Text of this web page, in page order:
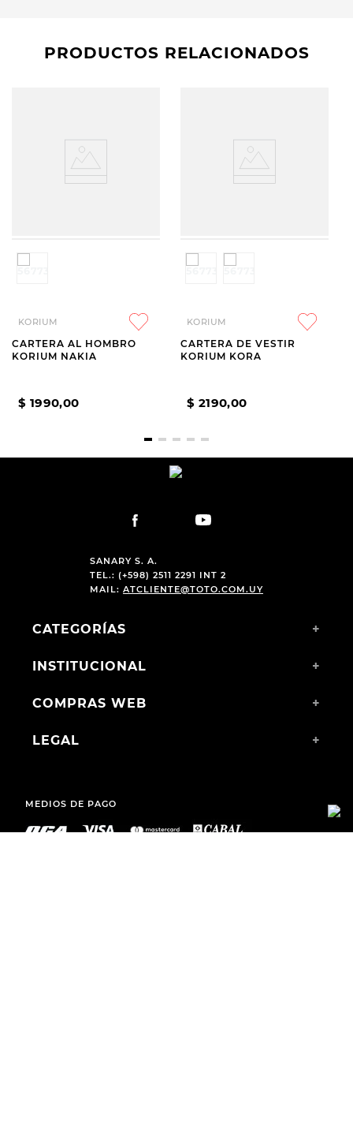
PRODUCTOS RELACIONADOS
KORIUM
CARTERA AL HOMBRO
KORIUM NAKIA
$ 1990,00
KORIUM
CARTERA DE VESTIR
KORIUM KORA
$ 2190,00
SANARY S. A.
TEL.: (+598) 2511 2291 INT 2
MAIL: ATCLIENTE@TOTO.COM.UY
CATEGORÍAS +
INSTITUCIONAL +
COMPRAS WEB +
LEGAL +
MEDIOS DE PAGO